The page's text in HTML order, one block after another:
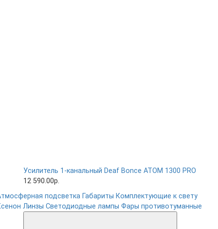
Усилитель 1-канальный Deaf Bonce ATOM 1300 PRO
12 590.00р.
подсветка Габариты Комплектующие к свету
Линзы Светодиодные лампы Фары противотуманные